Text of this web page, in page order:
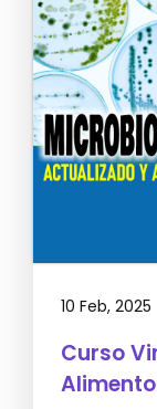
10 Feb, 2025
Curso